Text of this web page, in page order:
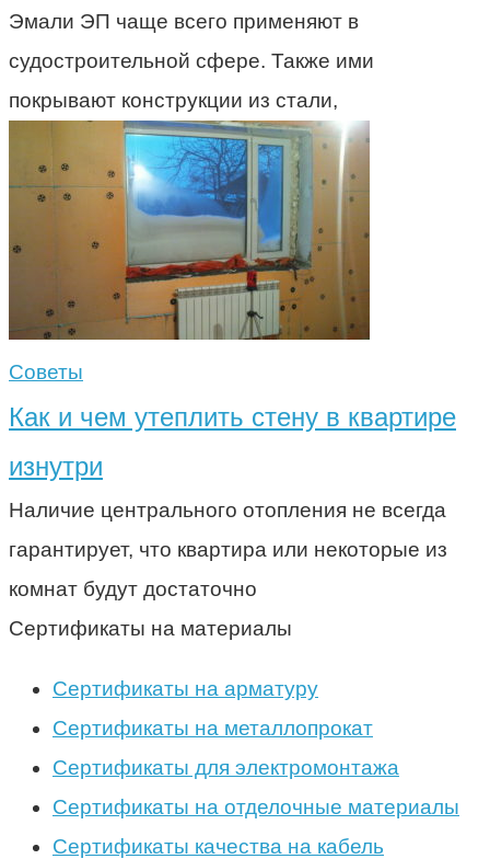
Эмали ЭП чаще всего применяют в
судостроительной сфере. Также ими
покрывают конструкции из стали,
Советы
Как и чем утеплить стену в квартире
изнутри
Наличие центрального отопления не всегда
гарантирует, что квартира или некоторые из
комнат будут достаточно
Сертификаты на материалы
Сертификаты на арматуру
Сертификаты на металлопрокат
Сертификаты для электромонтажа
Сертификаты на отделочные материалы
Сертификаты качества на кабель